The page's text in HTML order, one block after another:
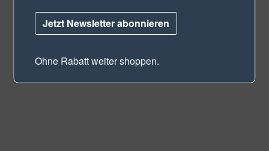
Jetzt Newsletter abonnieren
Ohne Rabatt weiter shoppen.